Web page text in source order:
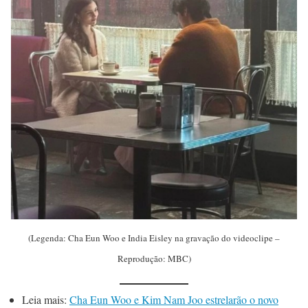
(Legenda: Cha Eun Woo e India Eisley na gravação do videoclipe –
Reprodução: MBC)
Leia mais: Cha Eun Woo e Kim Nam Joo estrelarão o novo